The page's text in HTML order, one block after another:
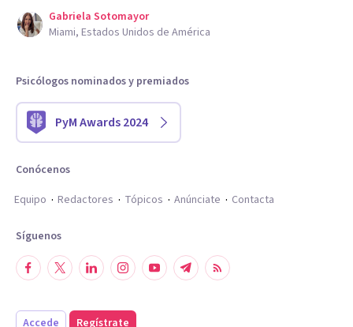
Gabriela Sotomayor
Miami, Estados Unidos de América
Psicólogos nominados y premiados
PyM Awards 2024
Conócenos
Equipo
Redactores Tópicos Anúnciate Contacta
Síguenos
Accede Regístrate